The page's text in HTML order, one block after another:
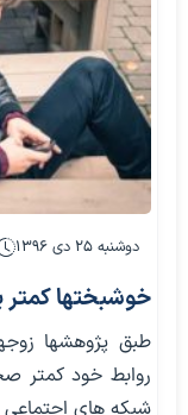
دوشنبه ۲۵ دی ۱۳۹۶
خوشبخت‎ها کمتر پست می‎گذارند
شبکه های